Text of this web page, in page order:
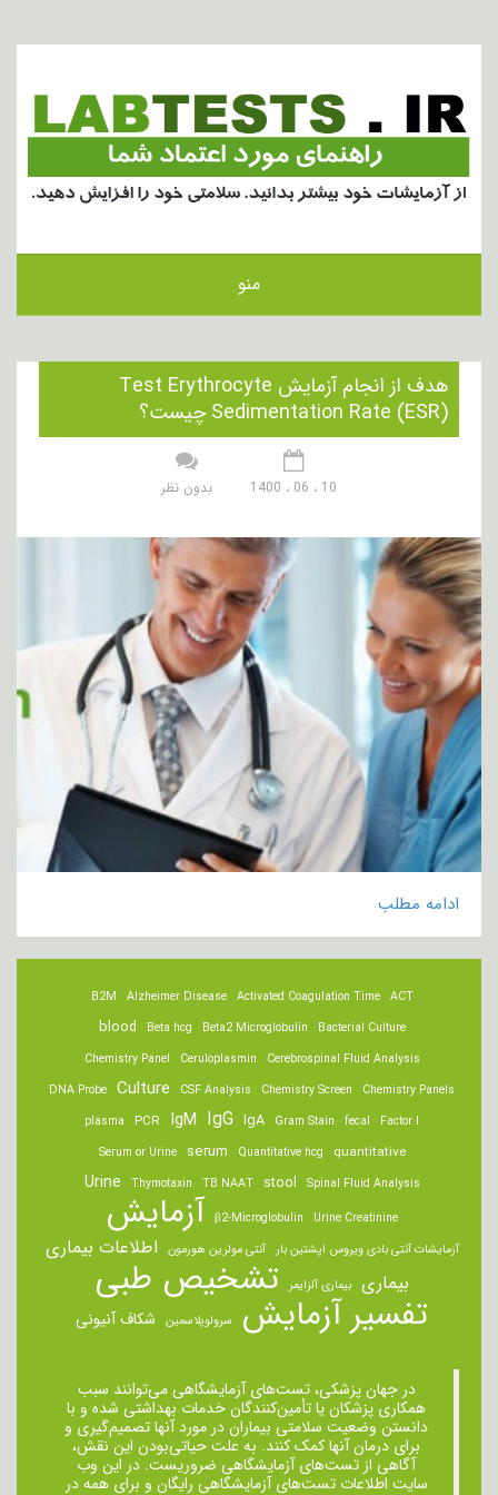
منو
هدف از انجام آزمایش Test Erythrocyte
Sedimentation Rate (ESR) چیست؟
10 ، 06 ، 1400 بدون نظر
ادامه مطلب
ACT
Activated Coagulation Time
Alzheimer Disease
B2M
Bacterial Culture
Beta2 Microglobulin
Beta hcg
blood
Cerebrospinal Fluid Analysis
Ceruloplasmin
Chemistry Panel
Chemistry Panels
Chemistry Screen
CSF Analysis
Culture
DNA Probe
Factor I
fecal
Gram Stain
IgA
IgG
IgM
PCR
plasma
quantitative
Quantitative hcg
serum
Serum or Urine
Spinal Fluid Analysis
stool
TB NAAT
Thymotaxin
Urine
Urine Creatinine
β2-Microglobulin آزمایش
آزمایشات آنتی بادی ویروس اپشتین بار آنتی مولرین هورمون اطلاعات بیماری
بیماری بیماری آلزایمر تشخیص طبی
تفسیر آزمایش سرولوپلاسمین شکاف آنیونی
در جهان پزشکی، تست‌های آزمایشگاهی می‌توانند سبب
همکاری پزشکان یا تأمین‌کنندگان خدمات بهداشتی شده و با
دانستن وضعیت سلامتی بیماران در مورد آنها تصمیم‌گیری و
برای درمان ‌آنها کمک کنند. به علت حیاتی‌بودن این نقش،
آگاهی از تست‌های آزمایشگاهی ضروریست. در این وب
سایت اطلاعات تست‌های آزمایشگاهی رایگان و برای همه در